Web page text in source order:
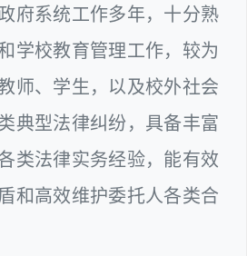
府系统工作多年，十分熟
学校教育管理工作，较为
师、学生，以及校外社会
典型法律纠纷，具备丰富
类法律实务经验，能有效
和高效维护委托人各类合